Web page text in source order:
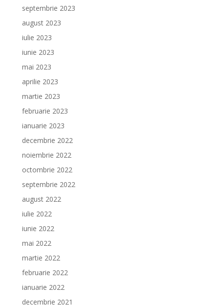
septembrie 2023
august 2023
iulie 2023
iunie 2023
mai 2023
aprilie 2023
martie 2023
februarie 2023
ianuarie 2023
decembrie 2022
noiembrie 2022
octombrie 2022
septembrie 2022
august 2022
iulie 2022
iunie 2022
mai 2022
martie 2022
februarie 2022
ianuarie 2022
decembrie 2021